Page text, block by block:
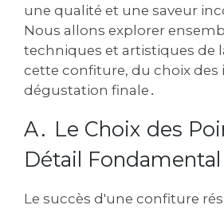
une qualité et une saveur
Nous allons explorer
techniques et artistiques de
cette confiture, du choix des
dégustation finale․
A․ Le Choix des
Détail Fondamental
Le succès d'une confiture